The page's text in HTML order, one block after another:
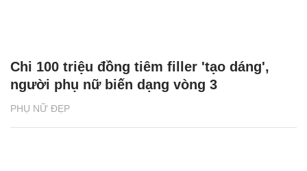
PHỤ NỮ ĐẸP
Chi 100 triệu đồng tiêm filler 'tạo dáng',
người phụ nữ biến dạng vòng 3